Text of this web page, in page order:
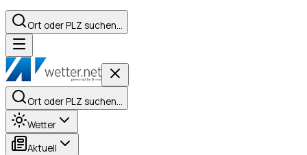
Ort oder PLZ suchen…
Ort oder PLZ suchen…
Wetter
Aktuell